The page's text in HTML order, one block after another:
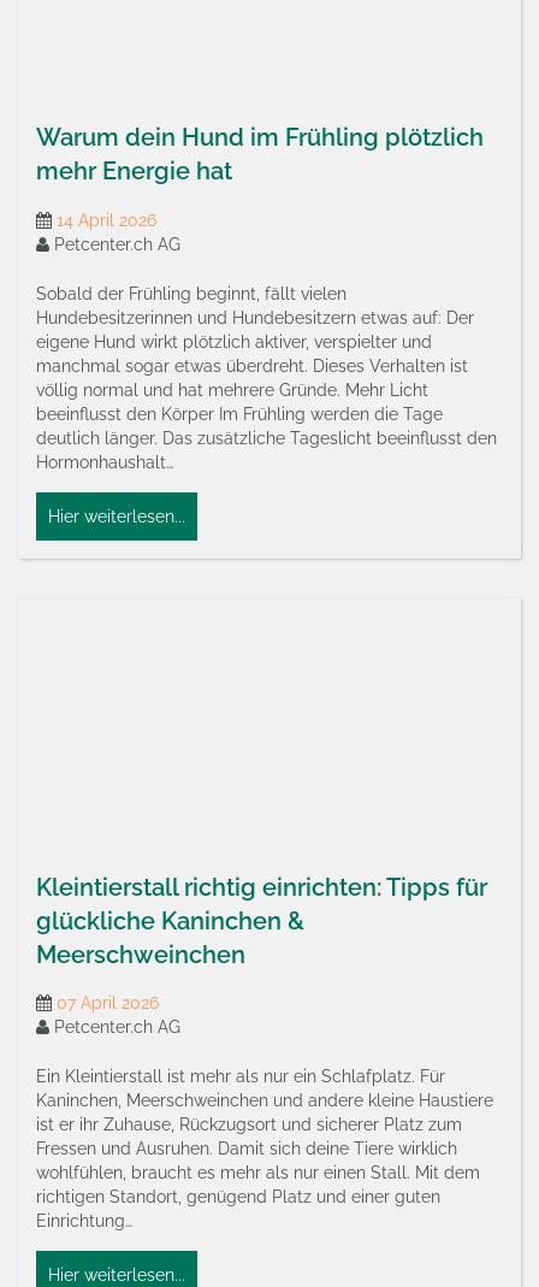
Warum dein Hund im Frühling plötzlich
mehr Energie hat
14 April 2026
Petcenter.ch AG
Sobald der Frühling beginnt, fällt vielen
Hundebesitzerinnen und Hundebesitzern etwas auf: Der
eigene Hund wirkt plötzlich aktiver, verspielter und
manchmal sogar etwas überdreht. Dieses Verhalten ist
völlig normal und hat mehrere Gründe. Mehr Licht
beeinflusst den Körper Im Frühling werden die Tage
deutlich länger. Das zusätzliche Tageslicht beeinflusst den
Hormonhaushalt…
Hier weiterlesen...
Kleintierstall richtig einrichten: Tipps für
glückliche Kaninchen &
Meerschweinchen
07 April 2026
Petcenter.ch AG
Ein Kleintierstall ist mehr als nur ein Schlafplatz. Für
Kaninchen, Meerschweinchen und andere kleine Haustiere
ist er ihr Zuhause, Rückzugsort und sicherer Platz zum
Fressen und Ausruhen. Damit sich deine Tiere wirklich
wohlfühlen, braucht es mehr als nur einen Stall. Mit dem
richtigen Standort, genügend Platz und einer guten
Einrichtung…
Hier weiterlesen...